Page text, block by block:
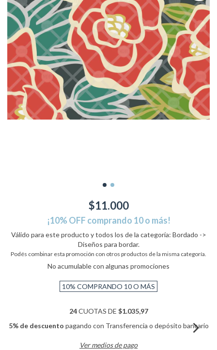
$11.000
¡10% OFF comprando 10 o más!
Válido para este producto y todos los de la categoría: Bordado ->
Diseños para bordar.
Podés combinar esta promoción con otros productos de la misma categoría.
No acumulable con algunas promociones
10% COMPRANDO 10 O MÁS
24CUOTAS DE $1.035,97
5% de descuento pagando con Transferencia o depósito bancario
Ver medios de pago